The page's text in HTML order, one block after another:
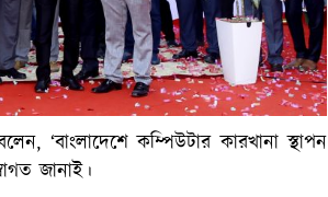
‘বাংলাদেশে কম্পিউটার কারখানা স্থাপন
জানাই।